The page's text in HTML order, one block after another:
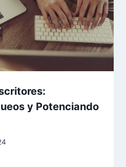
y Potenciando